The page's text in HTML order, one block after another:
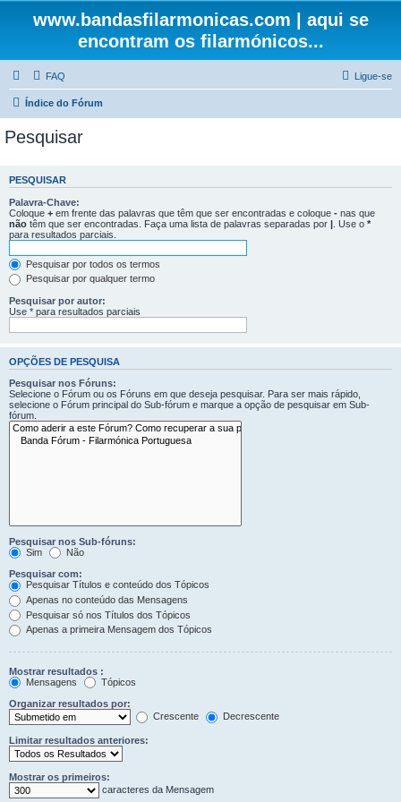
www.bandasfilarmonicas.com | aqui se
encontram os filarmónicos...
FAQ Ligue-se
Índice do Fórum
Pesquisar
PESQUISAR
Palavra-Chave:
Coloque + em frente das palavras que têm que ser encontradas e coloque - nas que
não têm que ser encontradas. Faça uma lista de palavras separadas por | . Use o *
para resultados parciais.
Pesquisar por todos os termos
Pesquisar por qualquer termo
Pesquisar por autor:
Use * para resultados parciais
OPÇÕES DE PESQUISA
Pesquisar nos Fóruns:
Selecione o Fórum ou os Fóruns em que deseja pesquisar. Para ser mais rápido,
selecione o Fórum principal do Sub-fórum e marque a opção de pesquisar em Sub-
fórum.
Pesquisar nos Sub-fóruns:
Sim
Não
Pesquisar com:
Pesquisar Títulos e conteúdo dos Tópicos
Apenas no conteúdo das Mensagens
Pesquisar só nos Títulos dos Tópicos
Apenas a primeira Mensagem dos Tópicos
Mostrar resultados :
Mensagens
Tópicos
Organizar resultados por:
Crescente
Decrescente
Limitar resultados anteriores:
Mostrar os primeiros:
caracteres da Mensagem